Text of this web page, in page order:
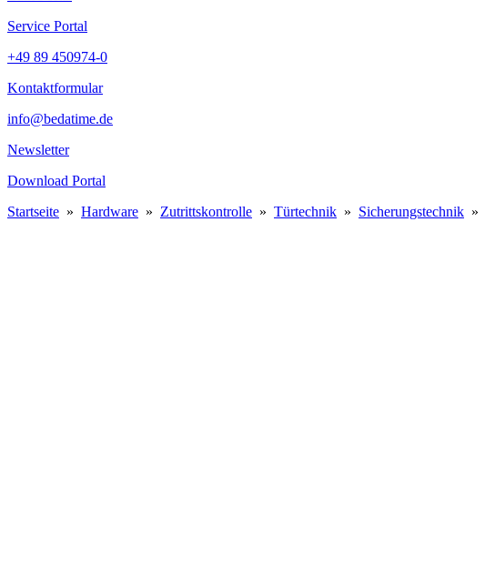
Service Portal
+49 89 450974-0
Kontaktformular
info@bedatime.de
Newsletter
Download Portal
Startseite » Hardware » Zutrittskontrolle » Türtechnik » Sicherungstechnik »